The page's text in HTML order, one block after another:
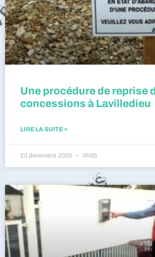
Une procédure de reprise
concessions à Lavilledieu
LIRE LA SUITE »
23 décembre 2020 0h00